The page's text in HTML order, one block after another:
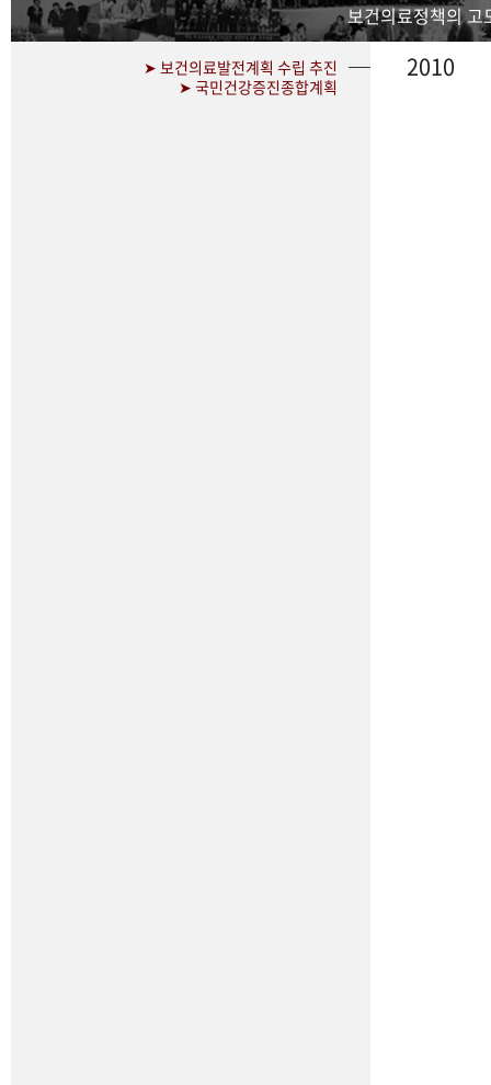
보건의료정책의 고
➤ 보건의료발전계획 수립 추진
➤ 국민건강증진종합계획
2010